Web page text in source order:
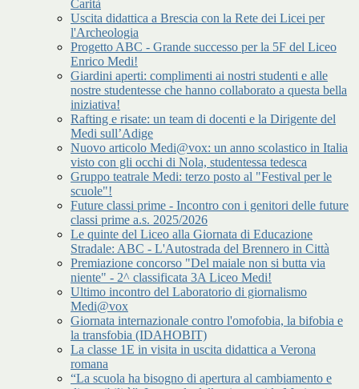
Carità
Uscita didattica a Brescia con la Rete dei Licei per
l'Archeologia
Progetto ABC - Grande successo per la 5F del Liceo
Enrico Medi!
Giardini aperti: complimenti ai nostri studenti e alle
nostre studentesse che hanno collaborato a questa bella
iniziativa!
Rafting e risate: un team di docenti e la Dirigente del
Medi sull’Adige
Nuovo articolo Medi@vox: un anno scolastico in Italia
visto con gli occhi di Nola, studentessa tedesca
Gruppo teatrale Medi: terzo posto al "Festival per le
scuole"!
Future classi prime - Incontro con i genitori delle future
classi prime a.s. 2025/2026
Le quinte del Liceo alla Giornata di Educazione
Stradale: ABC - L'Autostrada del Brennero in Città
Premiazione concorso "Del maiale non si butta via
niente" - 2^ classificata 3A Liceo Medi!
Ultimo incontro del Laboratorio di giornalismo
Medi@vox
Giornata internazionale contro l'omofobia, la bifobia e
la transfobia (IDAHOBIT)
La classe 1E in visita in uscita didattica a Verona
romana
“La scuola ha bisogno di apertura al cambiamento e